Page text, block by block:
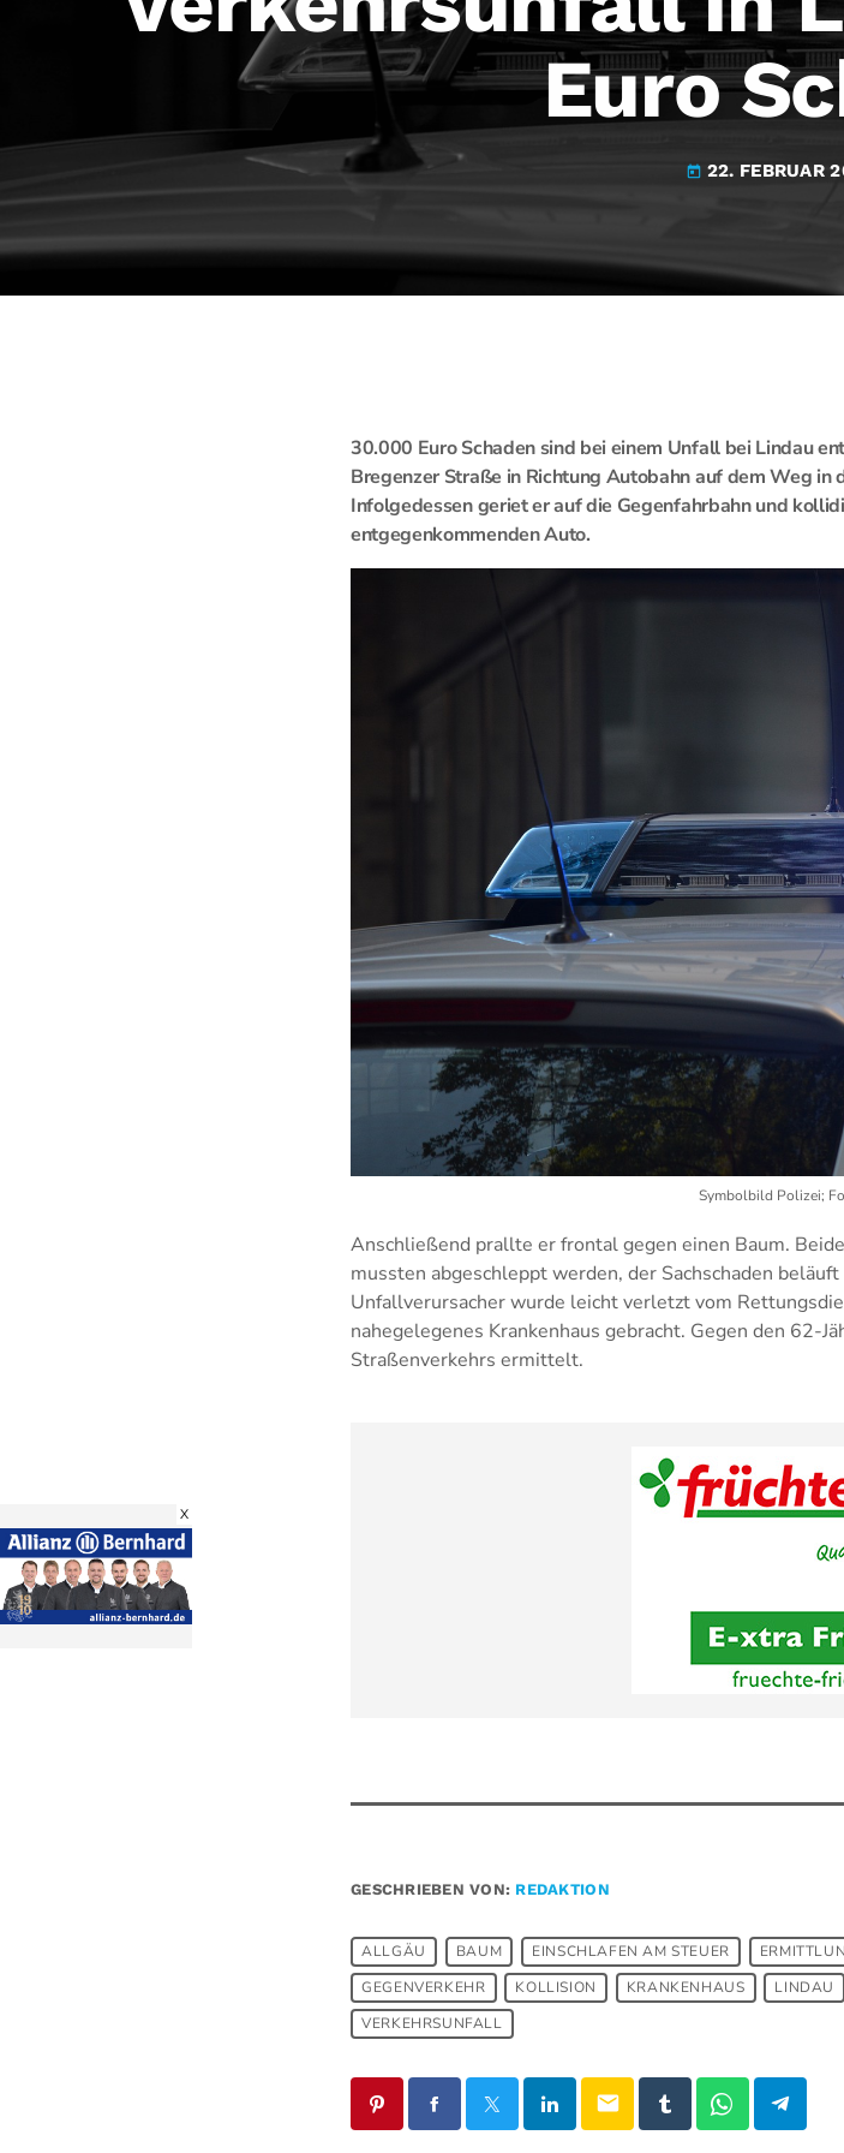
Euro
today 22. FEBRUAR
30.000 Euro Schaden sind bei einem Unfall bei Lindau
Bregenzer Straße in Richtung Autobahn auf dem Weg in
Infolgedessen geriet er auf die Gegenfahrbahn und
entgegenkommenden Auto.
Symbolbild Polizei;
Anschließend prallte er frontal gegen einen Baum.
mussten abgeschleppt werden, der Sachschaden
Unfallverursacher wurde leicht verletzt vom
nahegelegenes Krankenhaus gebracht. Gegen den 62-
Straßenverkehrs ermittelt.
GESCHRIEBEN VON: REDAKTION
ALLGÄU BAUM EINSCHLAFEN AM STEUER
GEGENVERKEHR
KOLLISION KRANKENHAUS LINDAU
VERKEHRSUNFALL
email
X